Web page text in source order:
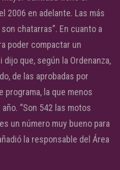
2006 en adelante. Las más
chatarras”. En cuanto a
poder compactar un
que, según la Ordenanza,
de las aprobadas por
programa, la que menos
“Son 542 las motos
un número muy bueno para
la responsable del Área